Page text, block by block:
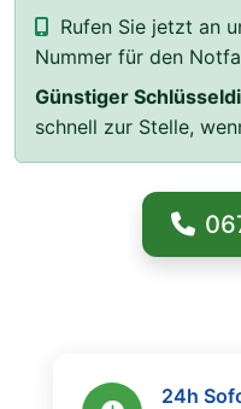
Rufen Sie jetzt an
Nummer für den
Günstiger
schnell zur Stelle,
24h